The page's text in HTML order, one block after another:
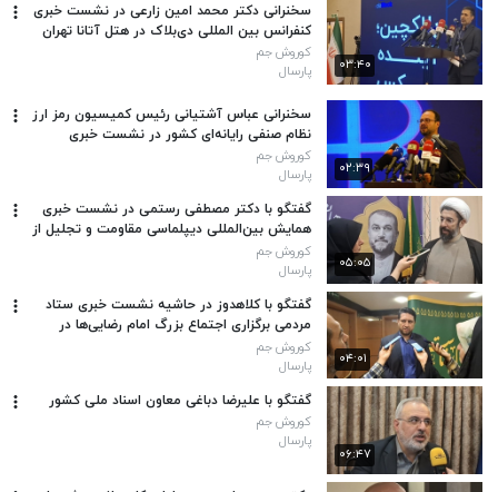
۰۳:۴۰
سخنرانی دکتر محمد امین زارعی در نشست خبری
کنفرانس بین المللی دی‌بلاک در هتل آتانا تهران
کوروش جم
پارسال
۰۲:۳۹
سخنرانی عباس آشتیانی رئیس کمیسیون رمز ارز
نظام صنفی رایانه‌ای کشور در نشست خبری
کنفرانس بین المللی دی‌بلاک
کوروش جم
پارسال
۰۵:۰۵
گفتگو با دکتر مصطفی رستمی در نشست خبری
همایش بین‌المللی دیپلماسی مقاومت و تجلیل از
شهدای خدمت
کوروش جم
پارسال
۰۴:۰۱
گفتگو با کلاهدوز در حاشیه نشست خبری ستاد
مردمی برگزاری اجتماع بزرگ امام رضایی‌ها در
سالن همایشهای برج میلاد تهران
کوروش جم
پارسال
۰۶:۴۷
گفتگو با علیرضا دباغی معاون اسناد ملی کشور
کوروش جم
پارسال